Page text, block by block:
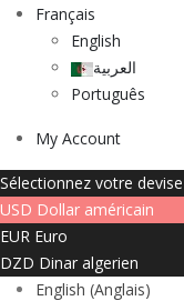
Français
English
العربية
Português
My Account
Sélectionnez votre devise
USD Dollar américain
EUR Euro
DZD Dinar algerien
English (Anglais)